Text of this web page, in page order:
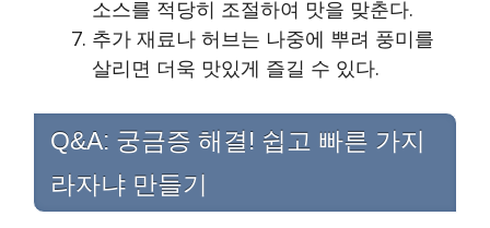
소스를 적당히 조절하여 맛을 맞춘다.
추가 재료나 허브는 나중에 뿌려 풍미를
살리면 더욱 맛있게 즐길 수 있다.
Q&A: 궁금증 해결! 쉽고 빠른 가지
라자냐 만들기